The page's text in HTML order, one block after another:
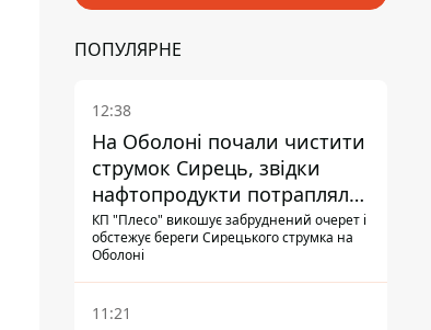
ПОПУЛЯРНЕ
12:38
На Оболоні почали чистити
струмок Сирець, звідки
нафтопродукти потрапляли
до озер
КП "Плесо" викошує забруднений очерет і
обстежує береги Сирецького струмка на
Оболоні
11:21